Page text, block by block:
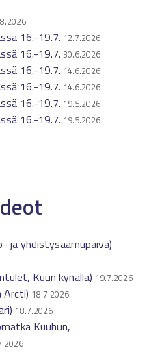
16.-19.7. 12.7.2026
16.-19.7. 30.6.2026
16.-19.7. 14.6.2026
16.-19.7. 14.6.2026
16.-19.7. 19.5.2026
16.-19.7. 19.5.2026
ja yhdistysaamupäivä)
Kuun kynällä) 19.7.2026
Arcti) 18.7.2026
18.7.2026
Kuuhun,